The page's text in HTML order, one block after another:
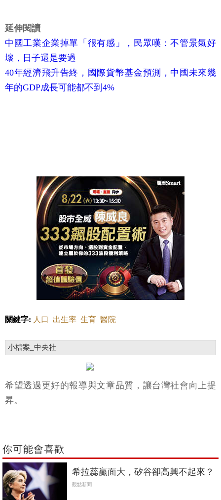
延伸閱讀
中國工業企業掉單「很有感」，民眾嘆：不管景氣好
壞，日子還是要過
40年經濟飛升告終，國際貨幣基金預測，中國未來幾
年的GDP成長可能都不到4%
關鍵字: 人口 出生率 生育 醫院
小檔案_中央社
希望透過更好的報導與文章品質，讓台灣社會向上提
昇。
你可能會喜歡
希拉蕊贏面大，矽谷卻高興不起來？
觀點新聞